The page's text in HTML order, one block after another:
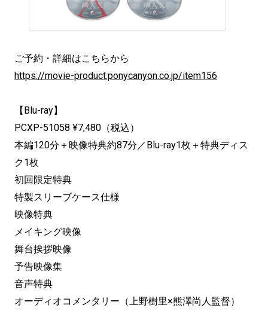
ご予約・詳細はこちらから
https://movie-product.ponycanyon.co.jp/item156
【Blu-ray】
PCXP-51058 ¥7,480（税込）
本編120分＋映像特典約87分／Blu-ray1枚＋特典ディス
ク1枚
初回限定特典
特製スリーブケース仕様
映像特典
メイキング映像
舞台挨拶映像
予告映像集
音声特典
オーディオコメンタリー（上野樹里×熊澤尚人監督）